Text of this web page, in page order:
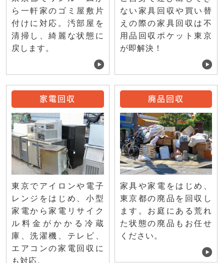
ら一軒家のゴミ屋敷片
付けに対応。汚部屋を
清掃し、綺麗な状態に
戻します。
ない家具回収や買い替
えの際の家具回収は不
用品回収ポケット東京
が即解決！
家電回収
東京でアイロンや電子
レンジをはじめ、小型
家電から家電リサイク
ル料金がかかる冷蔵
庫、洗濯機、テレビ、
エアコンの家電回収に
も対応。
廃品回収
家具や家電をはじめ、
東京都の廃品を回収し
ます。お庭にある荒れ
た状態の廃品もお任せ
ください。